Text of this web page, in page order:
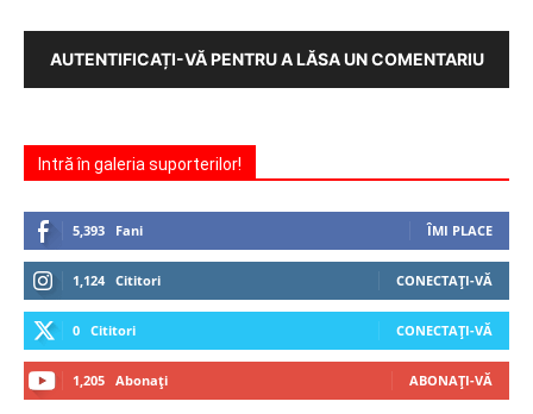
AUTENTIFICAȚI-VĂ PENTRU A LĂSA UN COMENTARIU
Intră în galeria suporterilor!
5,393 Fani ÎMI PLACE
1,124 Cititori CONECTAȚI-VĂ
0 Cititori CONECTAȚI-VĂ
1,205 Abonați ABONAȚI-VĂ